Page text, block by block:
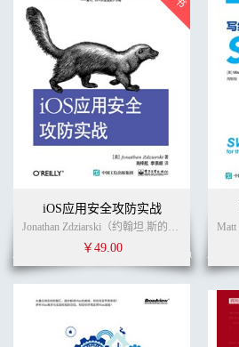
iOS应用安全攻防实战
Jonathan Zdziarski（约翰坦.斯的扎斯克） (作者)
￥49.00